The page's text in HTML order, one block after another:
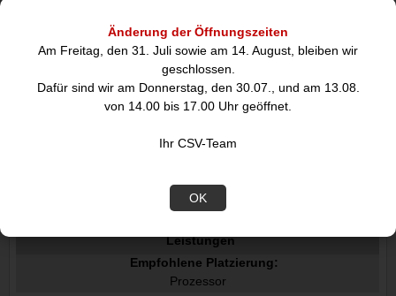
Änderung der Öffnungszeiten
Am Freitag, den 31. Juli sowie am 14. August, bleiben wir
geschlossen.
Dafür sind wir am Donnerstag, den 30.07., und am 13.08.
von 14.00 bis 17.00 Uhr geöffnet.
Ihr CSV-Team
OK
be quiet! Shadow Rock LP CPU-
57,32
be quiet! Dark
Leistungen
Empfohlene Platzierung:
Prozessor